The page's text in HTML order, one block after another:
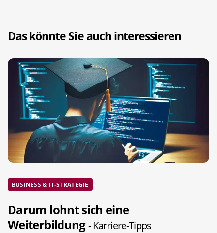
Das könnte Sie auch interessieren
BUSINESS & IT-STRATEGIE
Darum lohnt sich eine
Weiterbildung- Karriere-Tipps